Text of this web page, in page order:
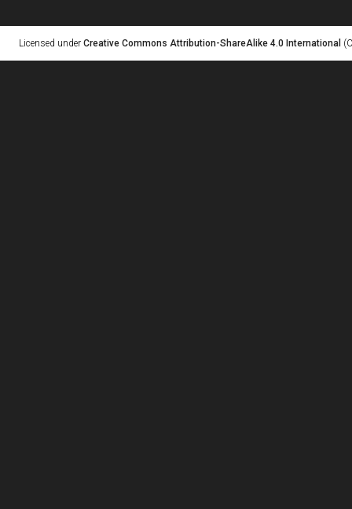
Licensed under Creative Commons Attribution-ShareAlike 4.0 International